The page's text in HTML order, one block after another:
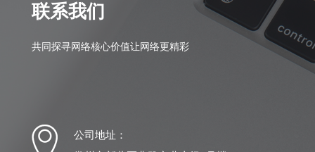
联系我们
共同探寻网络核心价值让网络更精彩
公司地址：